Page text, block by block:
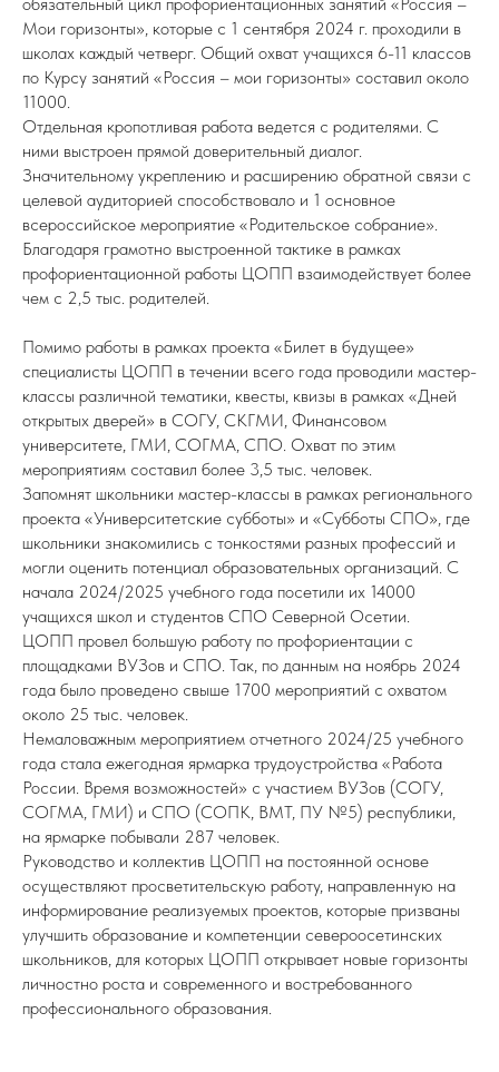
Мои горизонты», которые с 1 сентября 2024 г. проходили в
школах каждый четверг. Общий охват учащихся 6-11 классов
по Курсу занятий «Россия – мои горизонты» составил около
11000.
Отдельная кропотливая работа ведется с родителями. С
ними выстроен прямой доверительный диалог.
Значительному укреплению и расширению обратной связи с
целевой аудиторией способствовало и 1 основное
всероссийское мероприятие «Родительское собрание».
Благодаря грамотно выстроенной тактике в рамках
профориентационной работы ЦОПП взаимодействует более
чем с 2,5 тыс. родителей.
Помимо работы в рамках проекта «Билет в будущее»
специалисты ЦОПП в течении всего года проводили мастер-
классы различной тематики, квесты, квизы в рамках «Дней
открытых дверей» в СОГУ, СКГМИ, Финансовом
университете, ГМИ, СОГМА, СПО. Охват по этим
мероприятиям составил более 3,5 тыс. человек.
Запомнят школьники мастер-классы в рамках регионального
проекта «Университетские субботы» и «Субботы СПО», где
школьники знакомились с тонкостями разных профессий и
могли оценить потенциал образовательных организаций. С
начала 2024/2025 учебного года посетили их 14000
учащихся школ и студентов СПО Северной Осетии.
ЦОПП провел большую работу по профориентации с
площадками ВУЗов и СПО. Так, по данным на ноябрь 2024
года было проведено свыше 1700 мероприятий с охватом
около 25 тыс. человек.
Немаловажным мероприятием отчетного 2024/25 учебного
года стала ежегодная ярмарка трудоустройства «Работа
России. Время возможностей» с участием ВУЗов (СОГУ,
СОГМА, ГМИ) и СПО (СОПК, ВМТ, ПУ №5) республики,
на ярмарке побывали 287 человек.
Руководство и коллектив ЦОПП на постоянной основе
осуществляют просветительскую работу, направленную на
информирование реализуемых проектов, которые призваны
улучшить образование и компетенции североосетинских
школьников, для которых ЦОПП открывает новые горизонты
личностно роста и современного и востребованного
профессионального образования.